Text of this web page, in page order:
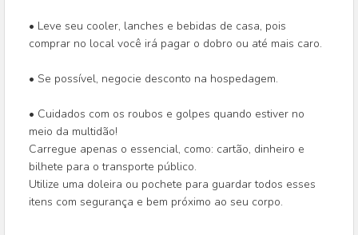
• Leve seu cooler, lanches e bebidas de casa, pois
comprar no local você irá pagar o dobro ou até mais caro.
• Se possível, negocie desconto na hospedagem.
• Cuidados com os roubos e golpes quando estiver no
meio da multidão!
Carregue apenas o essencial, como: cartão, dinheiro e
bilhete para o transporte público.
Utilize uma doleira ou pochete para guardar todos esses
itens com segurança e bem próximo ao seu corpo.